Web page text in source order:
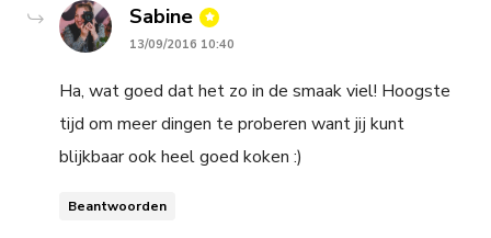
Sabine says:
13/09/2016 10:40
Ha, wat goed dat het zo in de smaak viel! Hoogste
tijd om meer dingen te proberen want jij kunt
blijkbaar ook heel goed koken :)
Beantwoorden